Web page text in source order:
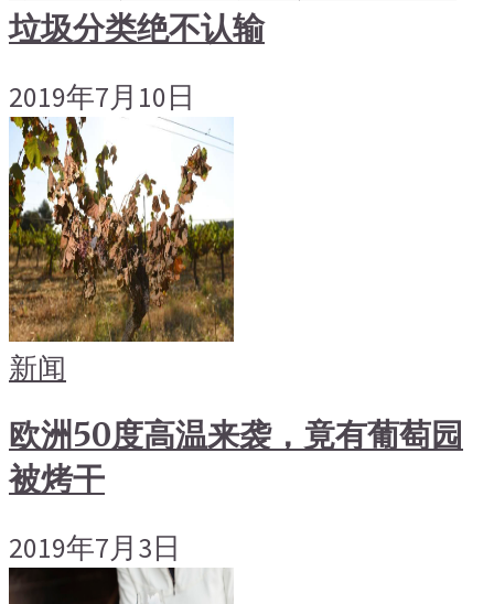
垃圾分类绝不认输
2019年7月10日
新闻
欧洲50度高温来袭，竟有葡萄园
被烤干
2019年7月3日